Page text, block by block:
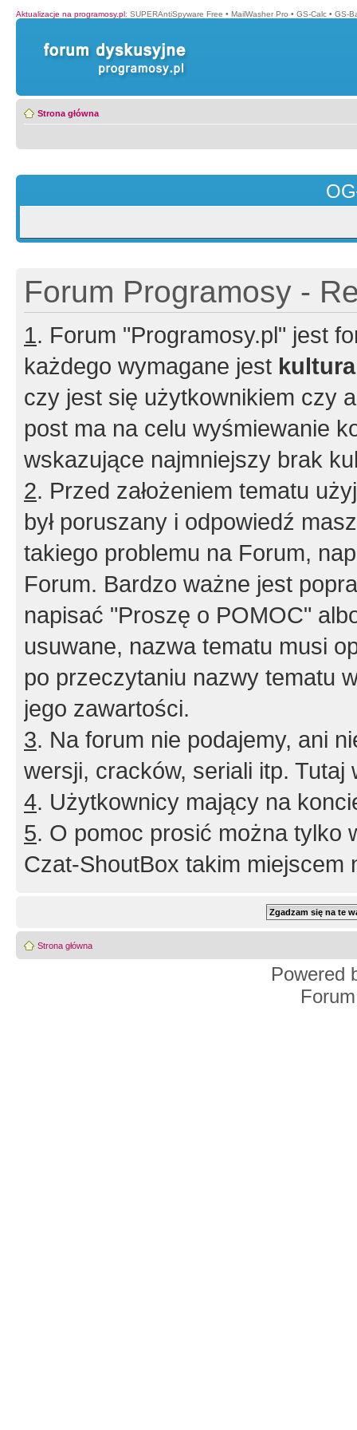
Aktualizacje na programosy.pl: SUPERAntiSpyware Free • MailWasher Pro • GS-Calc • GS-
Strona główna
Forum Programosy -
1. Forum "Programosy.pl" jest
każdego wymagane jest
czy jest się użytkownikiem czy
post ma na celu wyśmiewanie
wskazujące najmniejszy brak
2. Przed założeniem tematu
był poruszany i odpowiedź
takiego problemu na Forum,
Forum. Bardzo ważne jest
napisać "Proszę o POMOC"
usuwane, nazwa tematu musi
po przeczytaniu nazwy tematu
jego zawartości.
3. Na forum nie podajemy, ani
wersji, cracków, seriali itp. Tutaj
4. Użytkownicy mający na
5. O pomoc prosić można tylko
Czat-ShoutBox takim miejscem
Strona główna
Powered